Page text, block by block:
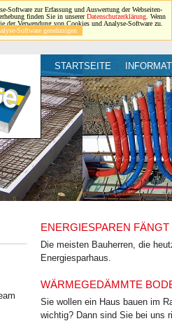
Software zur Erfassung und Auswertung der Webseiten-
finden Sie in unsererDatenschutzerklärung . Wenn
der Verwendung von Cookies und Analyse-Software zu.
Software genehmigen
STARTSEITE
ENERGIESPAREN
Die meisten Bauherren, die
Energiesparhaus.
WÄRMEGEDÄMMTE
Sie wollen ein Haus bauen im
wichtig? Dann sind Sie bei uns